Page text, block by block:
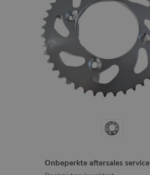
Onbeperkte aftersales service